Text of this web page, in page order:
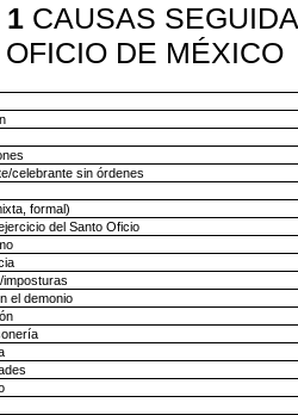
1 CAUSAS
DE MÉXICO
celebrante sin órdenes
formal)
del Santo Oficio
imposturas
el demonio